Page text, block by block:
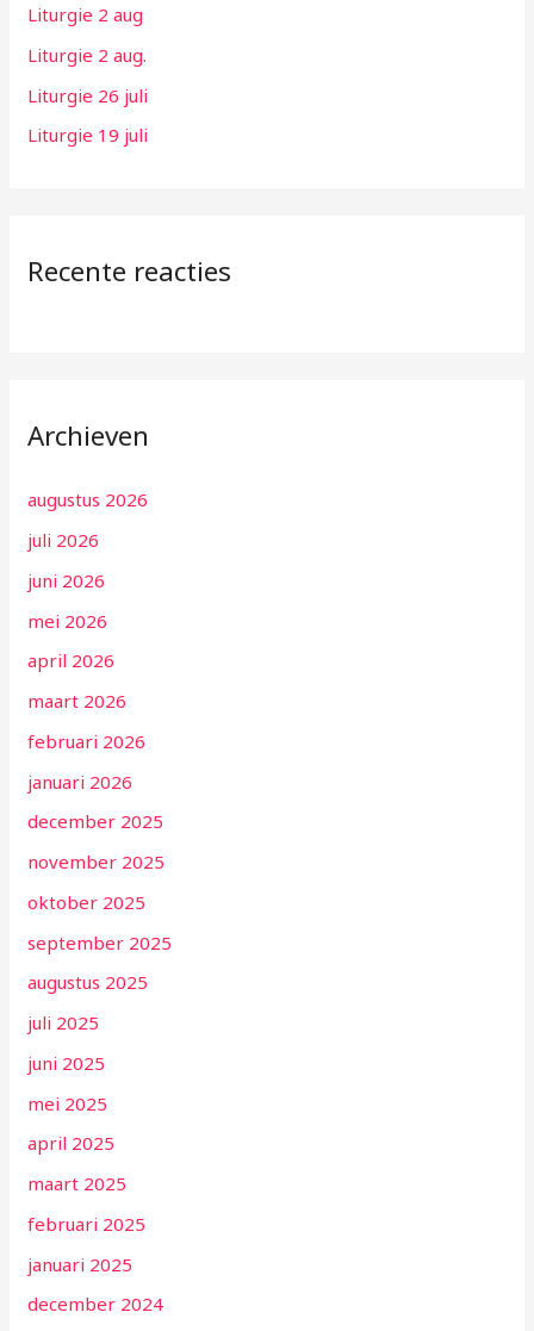
r
:
Liturgie 2 aug
Liturgie 2 aug.
Liturgie 26 juli
Liturgie 19 juli
Recente reacties
Archieven
augustus 2026
juli 2026
juni 2026
mei 2026
april 2026
maart 2026
februari 2026
januari 2026
december 2025
november 2025
oktober 2025
september 2025
augustus 2025
juli 2025
juni 2025
mei 2025
april 2025
maart 2025
februari 2025
januari 2025
december 2024